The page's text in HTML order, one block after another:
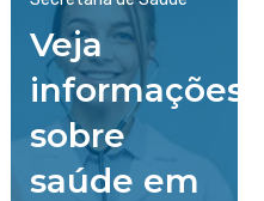
Veja
informações
sobre
saúde em